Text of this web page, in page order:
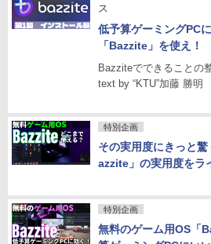
ス
低予算ゲーミングPC
「Bazzite」を使え！
Bazziteでできることの
text by “KTU”加藤 勝明
特別企画
その実用度にきっと
azzite」の実用度をラ
特別企画
無料のゲーム用OS「